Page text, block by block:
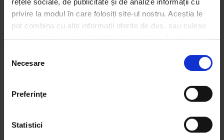
privire la modul în care folosiți site-ul nostru. Aceștia le
pot combina cu alte informații oferite de dvs. sau culese
în urma folosirii serviciilor lor. Vezi politica de cookies
process your information.
consimțământului
Necesare
Preferinţe
Statistici